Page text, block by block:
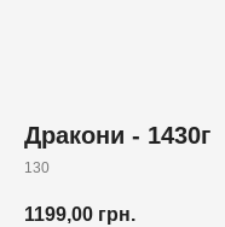
Дракони - 1430г
130
1199,00 грн.